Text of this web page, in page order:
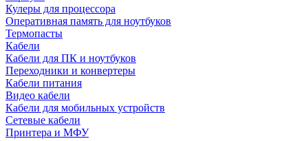
Кулеры для процессора
Оперативная память для ноутбуков
Термопасты
Кабели
Кабели для ПК и ноутбуков
Переходники и конвертеры
Кабели питания
Видео кабели
Кабели для мобильных устройств
Сетевые кабели
Принтера и МФУ